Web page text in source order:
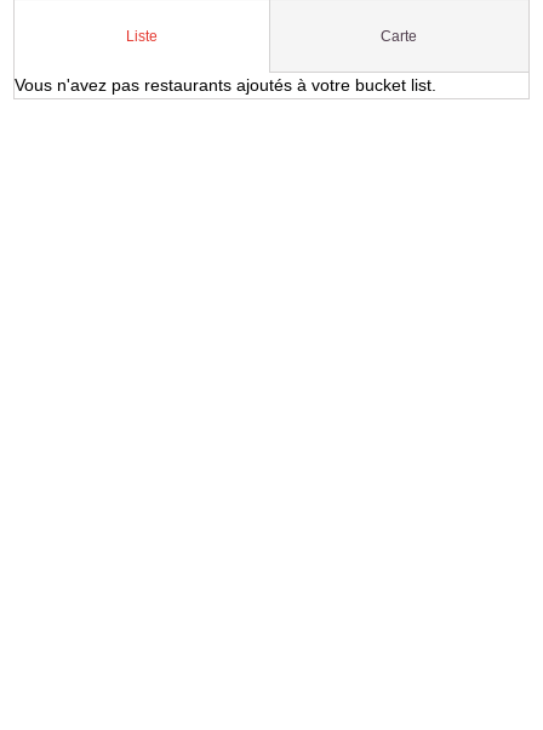
Liste Carte
Vous n'avez pas restaurants ajoutés à votre bucket list.